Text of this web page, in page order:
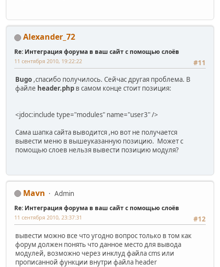
Alexander_72
Re: Интеграция форума в ваш сайт с помощью слоёв
#11
11 сентября 2010, 19:22:22
Bugo ,спасибо получилось. Сейчас другая проблема. В
файле header.php в самом конце стоит позиция:
<jdoc:include type="modules" name="user3" />
Сама шапка сайта выводится ,но вот не получается
вывести меню в вышеуказанную позицию. Может с
помощью слоев нельзя вывести позицию модуля?
Mavn Admin
Re: Интеграция форума в ваш сайт с помощью слоёв
#12
11 сентября 2010, 23:37:31
вывести можно все что угодно вопрос только в том как
форум должен понять что данное место для вывода
модулей, возможно через инклуд файла cms или
прописанной функции внутри файла header